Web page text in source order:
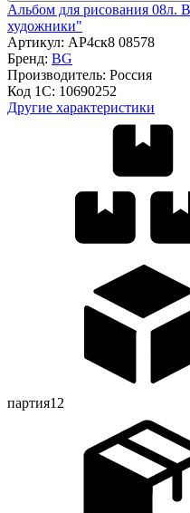
Альбом для рисования 08л.
художники"
Артикул: АР4ск8 08578
Бренд: BG
Производитель: Россия
Код 1С: 10690252
Другие характеристики
партия12